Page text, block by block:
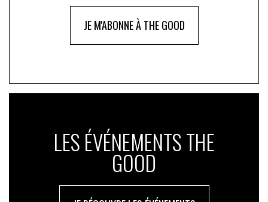
JE M'ABONNE À THE GOOD
LES ÉVÉNEMENTS THE
GOOD